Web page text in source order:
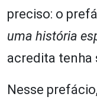
preciso: o
uma história
acredita tenha
Nesse